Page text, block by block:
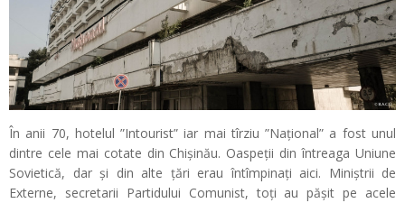
În anii 70, hotelul ”Intourist” iar mai tîrziu ”Național” a fost unul
dintre cele mai cotate din Chișinău. Oaspeții din întreaga Uniune
Sovietică, dar și din alte țări erau întîmpinați aici. Miniștrii de
Externe, secretarii Partidului Comunist, toți au pășit pe acele